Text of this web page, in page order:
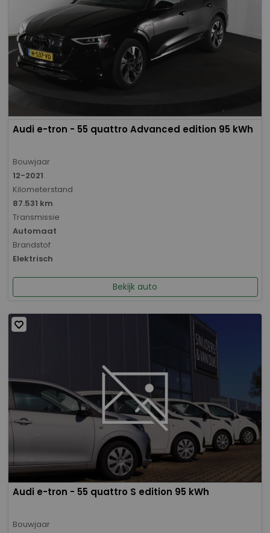
Audi e-tron - 55 quattro Advanced edition 95 kWh
Bouwjaar
12-2021
Kilometerstand
87.531 km
Transmissie
Automaat
Brandstof
Elektrisch
Bekijk auto
Audi e-tron - 55 quattro S edition 95 kWh
Bouwjaar